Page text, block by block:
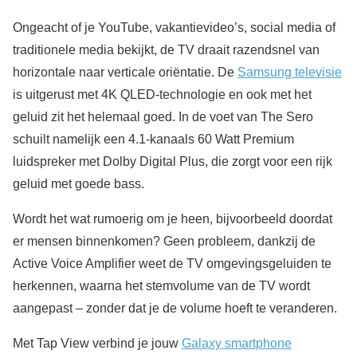
Ongeacht of je YouTube, vakantievideo’s, social media of
traditionele media bekijkt, de TV draait razendsnel van
horizontale naar verticale oriëntatie. De Samsung televisie
is uitgerust met 4K QLED-technologie en ook met het
geluid zit het helemaal goed. In de voet van The Sero
schuilt namelijk een 4.1-kanaals 60 Watt Premium
luidspreker met Dolby Digital Plus, die zorgt voor een rijk
geluid met goede bass.
Wordt het wat rumoerig om je heen, bijvoorbeeld doordat
er mensen binnenkomen? Geen probleem, dankzij de
Active Voice Amplifier weet de TV omgevingsgeluiden te
herkennen, waarna het stemvolume van de TV wordt
aangepast – zonder dat je de volume hoeft te veranderen.
Met Tap View verbind je jouw Galaxy smartphone